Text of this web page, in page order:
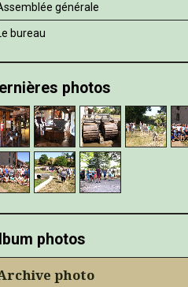
générale
bureau
photos
photos
photo